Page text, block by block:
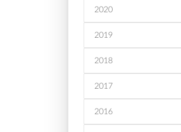
2020
2019
2018
2017
2016